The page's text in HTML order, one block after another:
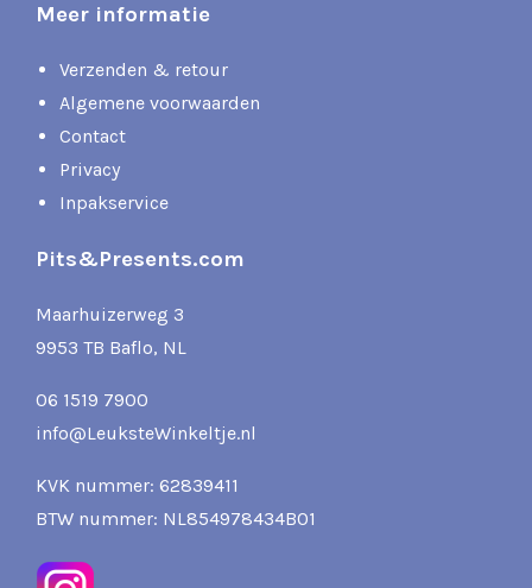
Meer informatie
Verzenden & retour
Algemene voorwaarden
Contact
Privacy
Inpakservice
Pits&Presents.com
Maarhuizerweg 3
9953 TB Baflo, NL
06 1519 7900
info@LeuksteWinkeltje.nl
KVK nummer: 62839411
BTW nummer: NL854978434B01